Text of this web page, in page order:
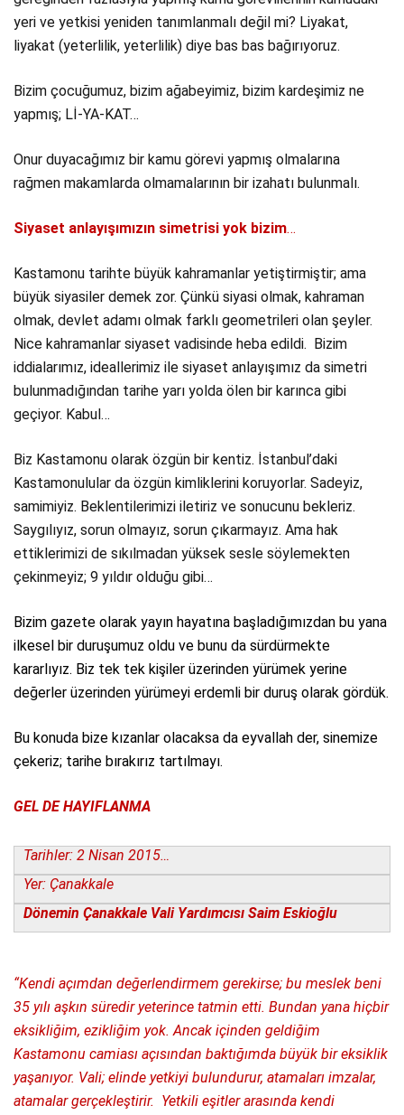
yeri ve yetkisi yeniden tanımlanmalı değil mi? Liyakat,
liyakat (yeterlilik, yeterlilik) diye bas bas bağırıyoruz.
Bizim çocuğumuz, bizim ağabeyimiz, bizim kardeşimiz ne
yapmış; Lİ-YA-KAT…
Onur duyacağımız bir kamu görevi yapmış olmalarına
rağmen makamlarda olmamalarının bir izahatı bulunmalı.
Siyaset anlayışımızın simetrisi yok bizim…
Kastamonu tarihte büyük kahramanlar yetiştirmiştir; ama
büyük siyasiler demek zor. Çünkü siyasi olmak, kahraman
olmak, devlet adamı olmak farklı geometrileri olan şeyler.
Nice kahramanlar siyaset vadisinde heba edildi. Bizim
iddialarımız, ideallerimiz ile siyaset anlayışımız da simetri
bulunmadığından tarihe yarı yolda ölen bir karınca gibi
geçiyor. Kabul…
Biz Kastamonu olarak özgün bir kentiz. İstanbul’daki
Kastamonulular da özgün kimliklerini koruyorlar. Sadeyiz,
samimiyiz. Beklentilerimizi iletiriz ve sonucunu bekleriz.
Saygılıyız, sorun olmayız, sorun çıkarmayız. Ama hak
ettiklerimizi de sıkılmadan yüksek sesle söylemekten
çekinmeyiz; 9 yıldır olduğu gibi…
Bizim gazete olarak yayın hayatına başladığımızdan bu yana
ilkesel bir duruşumuz oldu ve bunu da sürdürmekte
kararlıyız. Biz tek tek kişiler üzerinden yürümek yerine
değerler üzerinden yürümeyi erdemli bir duruş olarak gördük.
Bu konuda bize kızanlar olacaksa da eyvallah der, sinemize
çekeriz; tarihe bırakırız tartılmayı.
GEL DE HAYIFLANMA
Tarihler: 2 Nisan 2015…
Yer: Çanakkale
Dönemin Çanakkale Vali Yardımcısı Saim Eskioğlu
“Kendi açımdan değerlendirmem gerekirse; bu meslek beni
35 yılı aşkın süredir yeterince tatmin etti. Bundan yana hiçbir
eksikliğim, ezikliğim yok. Ancak içinden geldiğim
Kastamonu camiası açısından baktığımda büyük bir eksiklik
yaşanıyor. Vali; elinde yetkiyi bulundurur, atamaları imzalar,
atamalar gerçekleştirir. Yetkili eşitler arasında kendi